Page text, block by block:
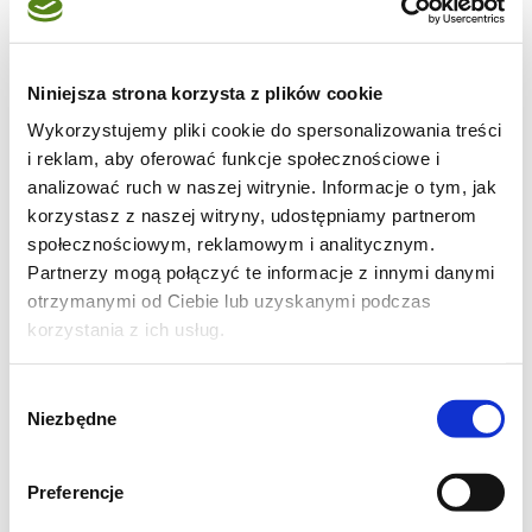
Niniejsza strona korzysta z plików cookie
Wykorzystujemy pliki cookie do spersonalizowania treści
i reklam, aby oferować funkcje społecznościowe i
analizować ruch w naszej witrynie. Informacje o tym, jak
korzystasz z naszej witryny, udostępniamy partnerom
społecznościowym, reklamowym i analitycznym.
Partnerzy mogą połączyć te informacje z innymi danymi
otrzymanymi od Ciebie lub uzyskanymi podczas
korzystania z ich usług.
zgody
Niezbędne
Preferencje
mm). Wykrawać foremką krążki o średnicy 10
cm*.
Na płaski talerzyk wysypać cukier. Przyłożyć
do cukru krążek, złożyć go na pół cukrem do
wewnątrz. Przytknąć ponownie do cukru
złożony krążek i znów złożyć na pół, cukrem
do wewnątrz. Na koniec przytknąć do cukru
jedną stronę złożonego ciasteczka (ćwiartki
krążka) i ułożyć je na blasze cukrem do góry.
Wstawić blachę do piekarnika nagrzanego do
ciasteczka zarumienią się na ciemnozłoty